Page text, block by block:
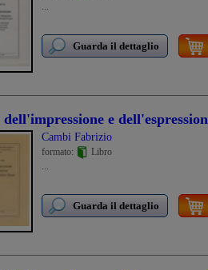
...
Guarda il dettaglio
e
Cambi Fabrizio
formato:
Libro
...
Guarda il dettaglio